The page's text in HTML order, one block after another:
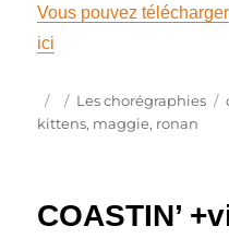
Vous pouvez
ici
Publié
le
Catégories
Les chorégraphies
kittens, maggie, ronan
COASTIN’